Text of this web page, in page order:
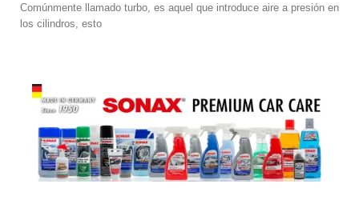
Comúnmente llamado turbo, es aquel que introduce aire a presión en
los cilindros, esto